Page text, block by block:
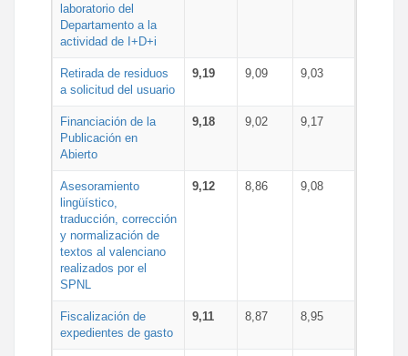
laboratorio del
Departamento a la
actividad de I+D+i
Retirada de residuos
a solicitud del usuario
9,19 9,09 9,03
Financiación de la
Publicación en
Abierto
9,18 9,02 9,17
Asesoramiento
lingüístico,
traducción, corrección
y normalización de
textos al valenciano
realizados por el
SPNL
9,12 8,86 9,08
Fiscalización de
expedientes de gasto
9,11 8,87 8,95